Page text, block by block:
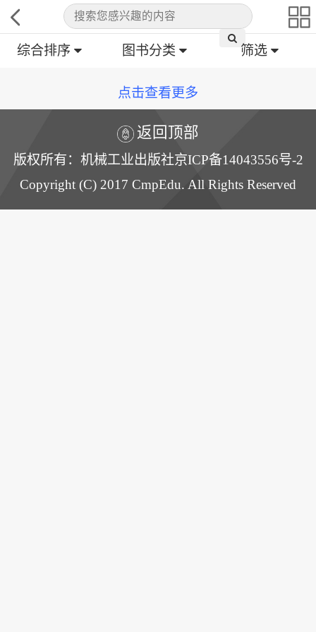
综合排序 图书分类 筛选
点击查看更多
返回顶部
版权所有：机械工业出版社京ICP备14043556号-2
Copyright (C) 2017 CmpEdu. All Rights Reserved